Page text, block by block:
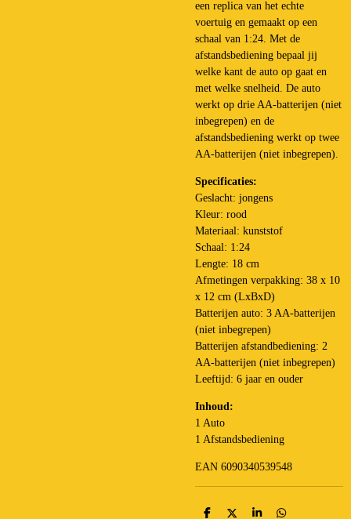
een replica van het echte
voertuig en gemaakt op een
schaal van 1:24. Met de
afstandsbediening bepaal jij
welke kant de auto op gaat en
met welke snelheid. De auto
werkt op drie AA-batterijen (niet
inbegrepen) en de
afstandsbediening werkt op twee
AA-batterijen (niet inbegrepen).
Specificaties:
Geslacht: jongens
Kleur: rood
Materiaal: kunststof
Schaal: 1:24
Lengte: 18 cm
Afmetingen verpakking: 38 x 10
x 12 cm (LxBxD)
Batterijen auto: 3 AA-batterijen
(niet inbegrepen)
Batterijen afstandbediening: 2
AA-batterijen (niet inbegrepen)
Leeftijd: 6 jaar en ouder
Inhoud:
1 Auto
1 Afstandsbediening
EAN 6090340539548